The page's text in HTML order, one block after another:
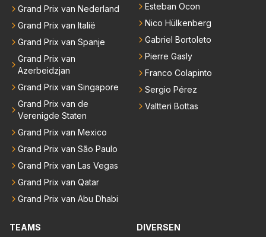
Grand Prix van Nederland
Grand Prix van Italië
Grand Prix van Spanje
Grand Prix van
Azerbeidzjan
Grand Prix van Singapore
Grand Prix van de
Verenigde Staten
Grand Prix van Mexico
Grand Prix van São Paulo
Grand Prix van Las Vegas
Grand Prix van Qatar
Grand Prix van Abu Dhabi
Esteban Ocon
Nico Hülkenberg
Gabriel Bortoleto
Pierre Gasly
Franco Colapinto
Sergio Pérez
Valtteri Bottas
TEAMS
DIVERSEN